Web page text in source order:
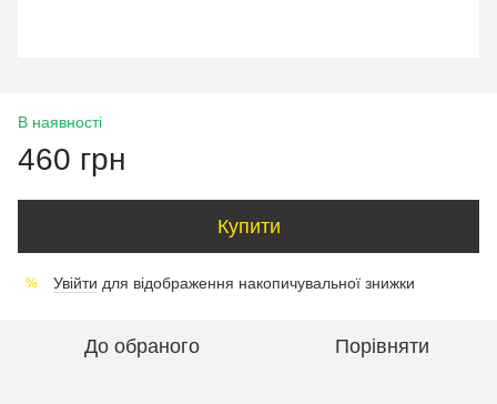
В наявності
460 грн
Купити
% Увійти для відображення накопичувальної знижки
До обраного Порівняти